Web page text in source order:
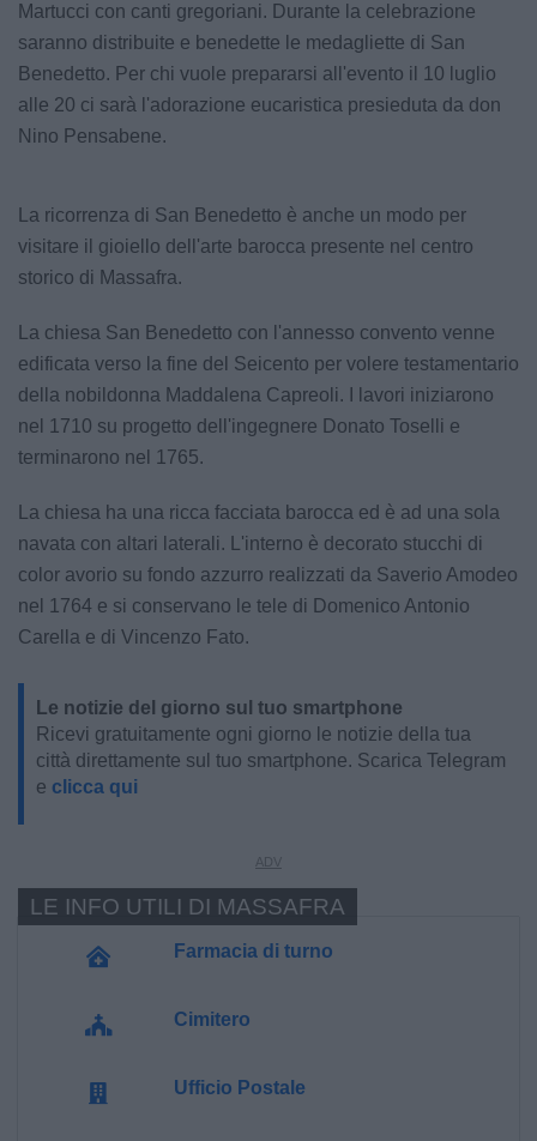
Martucci con canti gregoriani. Durante la celebrazione
saranno distribuite e benedette le medagliette di San
Benedetto. Per chi vuole prepararsi all'evento il 10 luglio
alle 20 ci sarà l'adorazione eucaristica presieduta da don
Nino Pensabene.
La ricorrenza di San Benedetto è anche un modo per
visitare il gioiello dell'arte barocca presente nel centro
storico di Massafra.
La chiesa San Benedetto con l'annesso convento venne
edificata verso la fine del Seicento per volere testamentario
della nobildonna Maddalena Capreoli. I lavori iniziarono
nel 1710 su progetto dell'ingegnere Donato Toselli e
terminarono nel 1765.
La chiesa ha una ricca facciata barocca ed è ad una sola
navata con altari laterali. L'interno è decorato stucchi di
color avorio su fondo azzurro realizzati da Saverio Amodeo
nel 1764 e si conservano le tele di Domenico Antonio
Carella e di Vincenzo Fato.
Le notizie del giorno sul tuo smartphone
Ricevi gratuitamente ogni giorno le notizie della tua
città direttamente sul tuo smartphone. Scarica Telegram
e clicca qui
Farmacia di turno
Cimitero
Ufficio Postale
LE INFO UTILI DI MASSAFRA